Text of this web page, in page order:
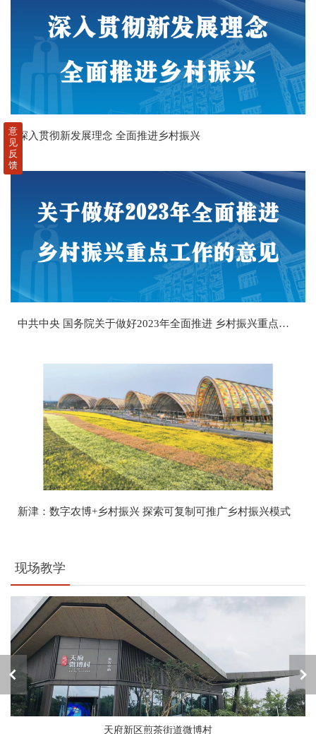
深入贯彻新发展理念 全面推进乡村振兴
中共中央 国务院关于做好2023年全面推进 乡村振兴重点工作的意见
新津：数字农博+乡村振兴 探索可复制可推广乡村振兴模式
现场教学
天府新区煎茶街道微博村
意
见
反
馈